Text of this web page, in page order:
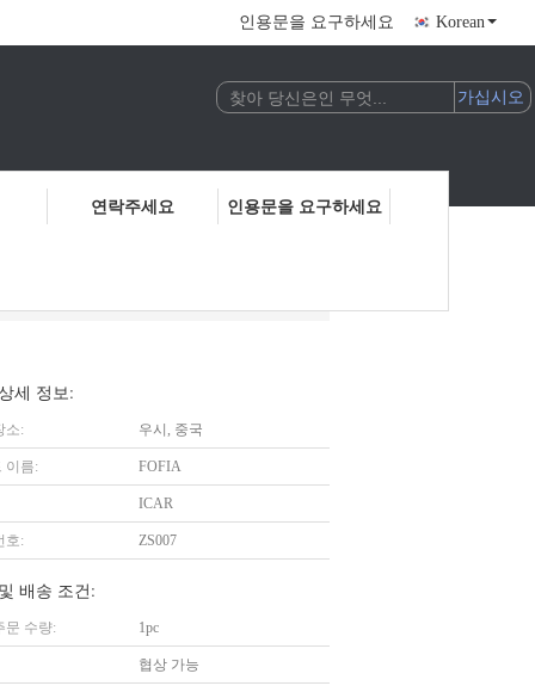
인용문을 요구하세요 Korean
연락주세요 인용문을 요구하세요
세 정보:
소: 우시, 중국
이름: FOFIA
ICAR
호: ZS007
배송 조건:
문 수량: 1pc
협상 가능